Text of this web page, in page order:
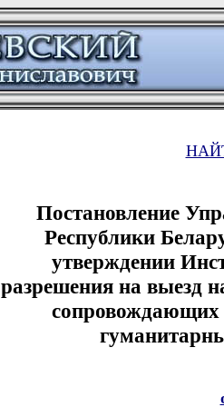
Постановление
Республики
утверждении
разрешения на выезд
сопровождающих